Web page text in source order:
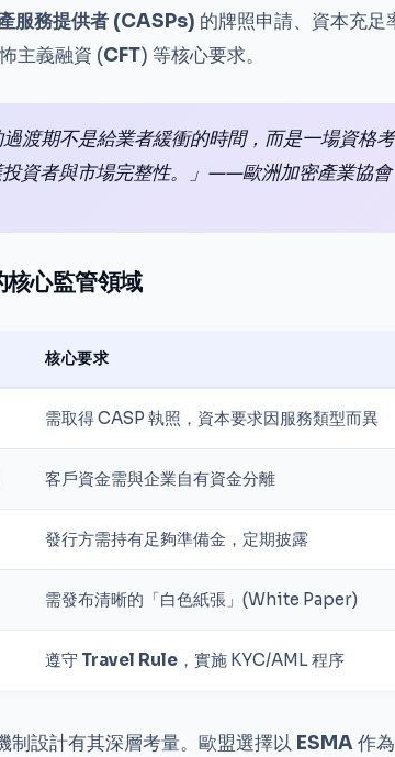
服務提供者 (CASPs) 的牌照申請、資本充
主義融資 (CFT) 等核心要求。
過渡期不是給業者緩衝的時間，而是一場資格
資者與市場完整性。」——歐洲加密產業協
核心監管領域
核心要求
需取得 CASP 執照，資本要求因服務類型而異
客戶資金需與企業自有資金分離
發行方需持有足夠準備金，定期披露
需發布清晰的「白色紙張」(White Paper)
遵守 Travel Rule ，實施 KYC/AML 程序
制設計有其深層考量。歐盟選擇以 ESMA 作